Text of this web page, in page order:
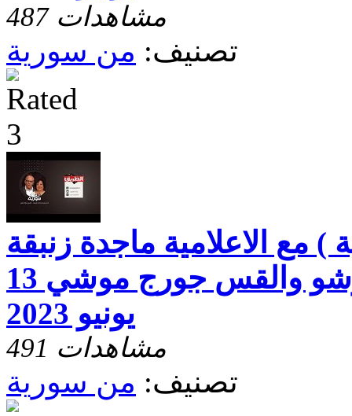
487 مشاهدات
تصنيف: من سورية
مع الاعلامية ماجدة زنبقة
والقس د. فؤاد رشو والقس جورج موشي 13
يونيو 2023
491 مشاهدات
تصنيف: من سورية